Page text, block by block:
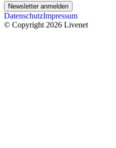
Newsletter anmelden
DatenschutzImpressum
© Copyright 2026 Livenet